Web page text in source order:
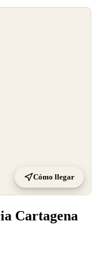
Cómo llegar
Cartagena